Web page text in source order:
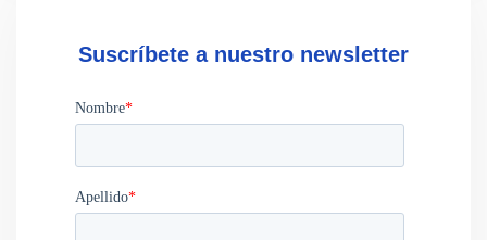
Suscríbete a nuestro newsletter